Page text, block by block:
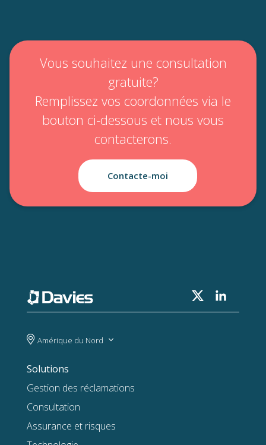
Vous souhaitez une consultation
gratuite?
Remplissez vos coordonnées via le
bouton ci-dessous et nous vous
contacterons.
Contacte-moi
Amérique du Nord
Solutions
Gestion des réclamations
Consultation
Assurance et risques